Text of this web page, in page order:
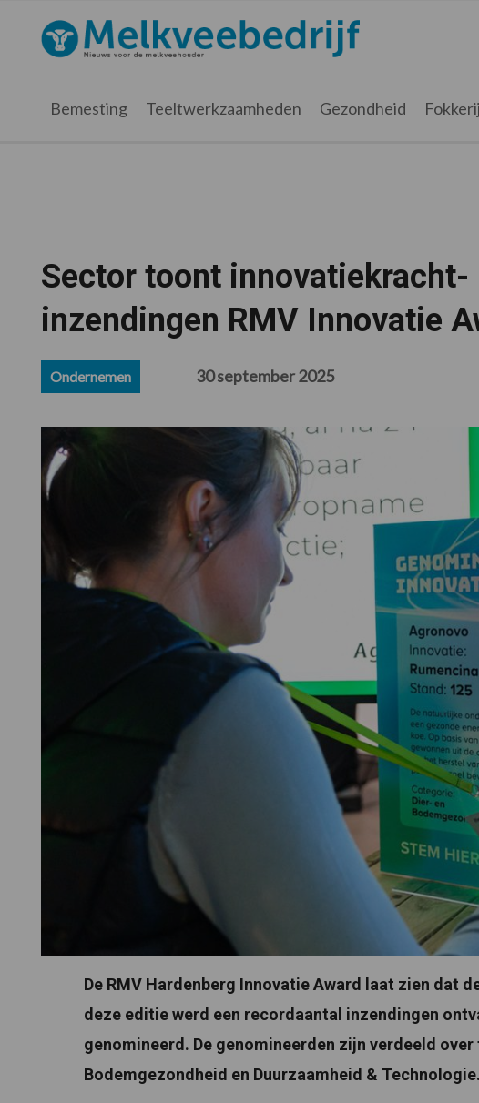
hoofdnavigatie
hoofd
eerste
voettekst
Melkveebedrijf.nl
Bemesting Teeltwerkzaamheden Gezondheid Fokkerij
Sector toont innovatiekracht-
inzendingen RMV Innovatie
Ondernemen 30 september 2025
De RMV Hardenberg Innovatie Award laat zien dat
deze editie werd een recordaantal inzendingen
genomineerd. De genomineerden zijn verdeeld
Bodemgezondheid en Duurzaamheid & Technologie.